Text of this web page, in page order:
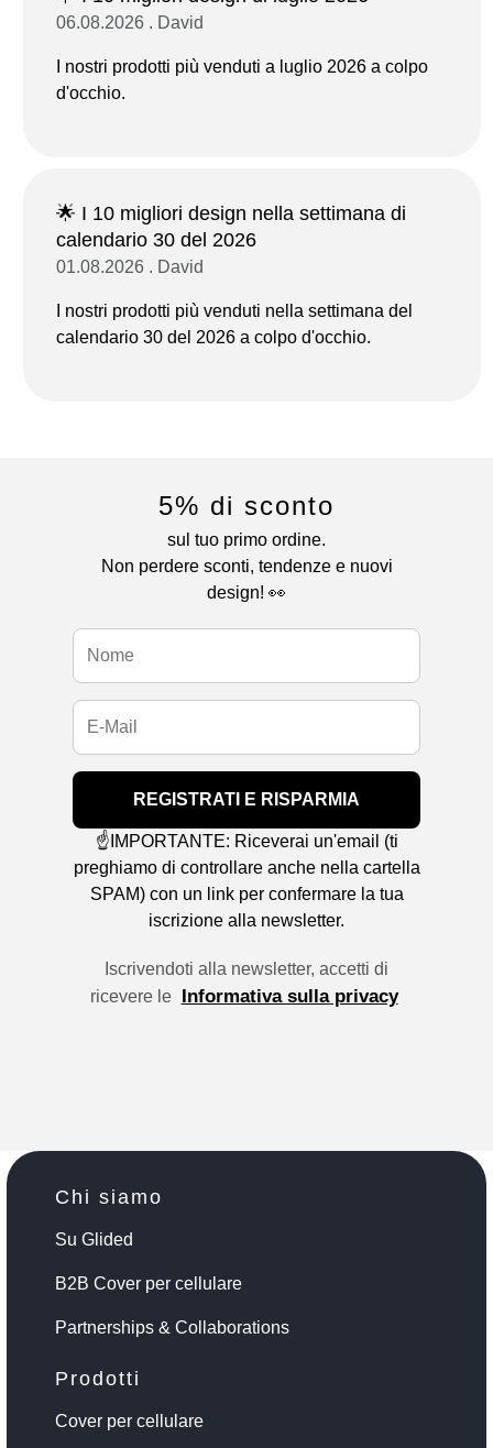
06.08.2026 . David
I nostri prodotti più venduti a luglio 2026 a colpo
d'occhio.
🌟 I 10 migliori design nella settimana di
calendario 30 del 2026
01.08.2026 . David
I nostri prodotti più venduti nella settimana del
calendario 30 del 2026 a colpo d'occhio.
5% di sconto
sul tuo primo ordine.
Non perdere sconti, tendenze e nuovi
design! 👀
REGISTRATI E RISPARMIA
☝️IMPORTANTE: Riceverai un'email (ti
preghiamo di controllare anche nella cartella
SPAM) con un link per confermare la tua
iscrizione alla newsletter.
Iscrivendoti alla newsletter, accetti di
ricevere le Informativa sulla privacy
Chi siamo
Su Glided
B2B Cover per cellulare
Partnerships & Collaborations
Prodotti
Cover per cellulare